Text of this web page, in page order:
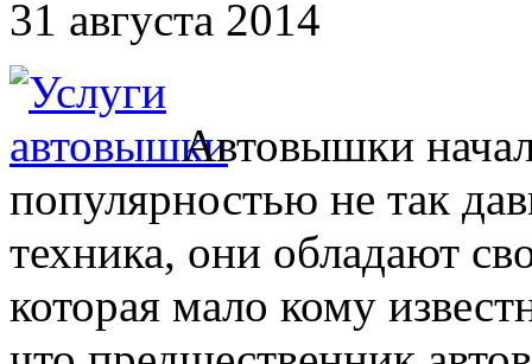
31 августа 2014
Автовышки
популярностью не так
техника, они обладают
которая мало кому